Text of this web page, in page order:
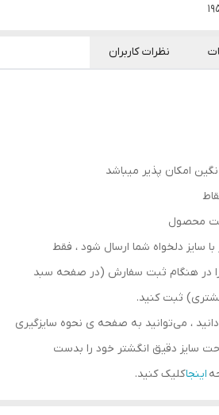
نظرات کاربران
امکان پذیر میباشد
محصول
با سایز دلخواه شما ارسال شود ، فقط
در هنگام ثبت سفارش (در صفحه سبد
ثبت کنید.
، می‌توانید به صفحه ی نحوه سایزگیری
سایز دقیق انگشتر خود را بدست
اینجاکلیک کنید.